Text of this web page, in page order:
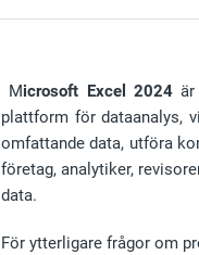
Microsoft Excel 2024är
plattform för dataanalys,
omfattande data, utföra
företag, analytiker,
data.
För ytterligare frågor om